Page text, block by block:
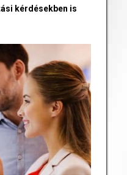
kérdésekben is